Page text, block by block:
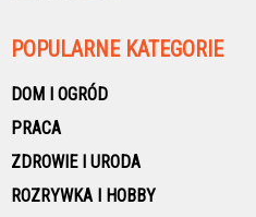
POPULARNE KATEGORIE
DOM I OGRÓD
PRACA
ZDROWIE I URODA
ROZRYWKA I HOBBY